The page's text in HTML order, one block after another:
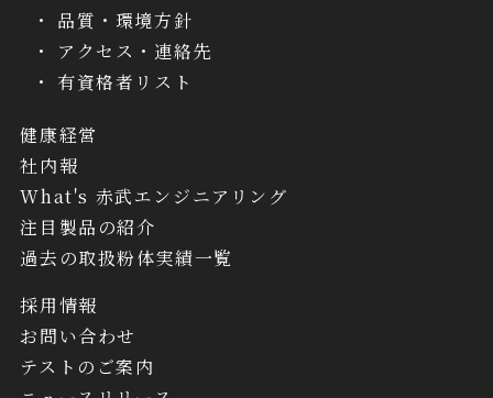
品質・環境方針
アクセス・連絡先
有資格者リスト
健康経営
社内報
What's 赤武エンジニアリング
注目製品の紹介
過去の取扱粉体実績一覧
採用情報
お問い合わせ
テストのご案内